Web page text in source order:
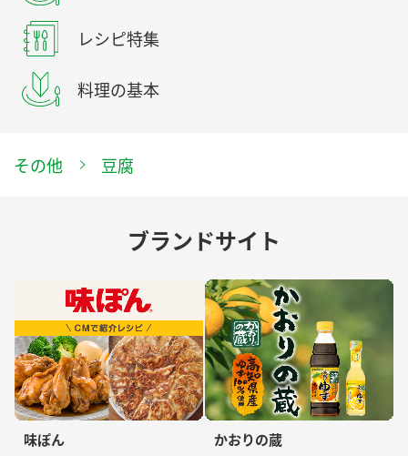
レシピ特集
料理の基本
その他 豆腐
ブランドサイト
味ぽん かおりの蔵